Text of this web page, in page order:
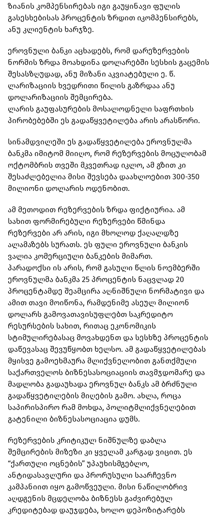
ზიანის კომპენსირებას იგი გაუყინავი ფულის
გასესხებისას პროცენტის ზრდით იკომპენსირებს,
ანუ კლიენტის ხარჯზე.
ეროვნული ბანკი აცხადებს, რომ დარეზერვების
ნორმის ზრდა მოახდინა დოლარებში სესხის გაცემის
შესასზღუდად, ანუ მიზანი აკვიატებული ე. წ.
ლარიზაციის ხვედრითი წილის გაზრდაა ანუ
დოლარიზაციის შემცირება.
ლარის გაუფასურების მოსალოდნელი საფრთხის
პირობებებში ეს გადაწყვეტილება არის არასწორი.
სინამდვილეში ეს გადაწყვეტილება ეროვნულმა
ბანკმა იმიტომ მიიღო, რომ რეზერვების მოცულობამ
ოქტომბრის თვეში მკვეთრად იკლო, ამ გზით კი
შესაძლებელია მისი შევსება დაახლოებით 300-350
მილიონი დოლარის ოდენობით.
ამ მეთოდით რეზერვების ზრდა ფიქტიურია. ამ
სახით ფორმირებული რეზერვები წმინდა
რეზერვები არ არის, იგი მხოლოდ ქაღალდზე
ალამაზებს სურათს. ეს ფული ეროვნული ბანკის
ვალია კომერციული ბანკების მიმართ.
პარადოქსი ის არის, რომ გასული წლის ნოემბერში
ეროვნულმა ბანკმა 25 პროცენტის ნაცვლად 20
პროცენტამდე შეამცირა აღნიშნული ნორმატივი და
ამით თავი მოიწონა, რამდენიმე ასეულ მილიონ
დოლარს გამოვათავისუფლებთ საკრედიტო
რესურსების სახით, რითაც ეკონომიკის
სტიმულირებასაც მოვახდენთ და სესხზე პროცენტის
დაწევასაც შევუწყობთ ხელსო. ამ გადაწყვეტილებას
მყისვე გამოეხმაურა მლიქვნელობით განთქმული
საქართველოს ბიზნესასოციაციის თავმჯდომარე და
მადლობა გადაუხადა ეროვნულ ბანკს ამ ბრძნული
გადაწყვეტილების მიღების გამო. ახლა, როცა
საპირისპირო რამ მოხდა, პოლიტმლიქვნელებით
გატენილი ბიზნესასოციაცია დუმს.
რეზერვების კრიტიკულ ნიშნულზე დაბლა
შემცირების მიზეზი კი ყველამ კარგად ვიცით. ეს
“ქართული ოცნების” უპაუხისმგებლო,
ანტიდასავლური და პრორუსული საარჩევნო
კამპანიით იყო გამოწვეული. მისი ნაწილობრივ
აღდგენის მცდელობა ბიზნესს გაძვირებულ
კრედიტებად დაუჯდება, ხოლო დეპოზიტარებს